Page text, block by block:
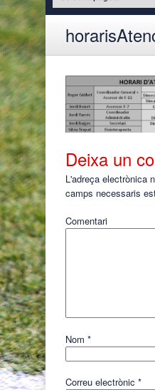
Deixa un
L'adreça electrònica
camps necessaris
Comentari
Nom *
Correu electrònic *